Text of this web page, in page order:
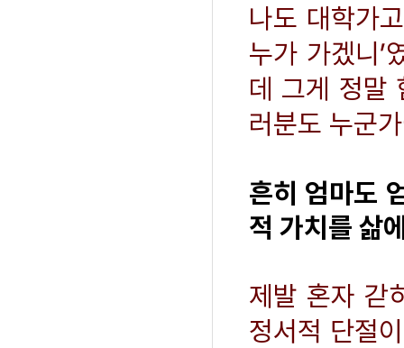
나도 대학가
누가 가겠니’
데 그게 정말
러분도 누군
흔히 엄마도
적 가치를 삶
제발 혼자 갇
정서적 단절